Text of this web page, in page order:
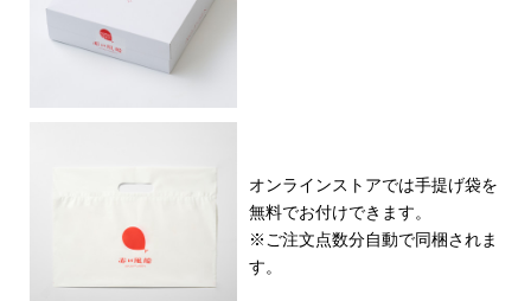
オンラインストアでは手提げ袋を
無料でお付けできます。
※ご注文点数分自動で同梱されま
す。